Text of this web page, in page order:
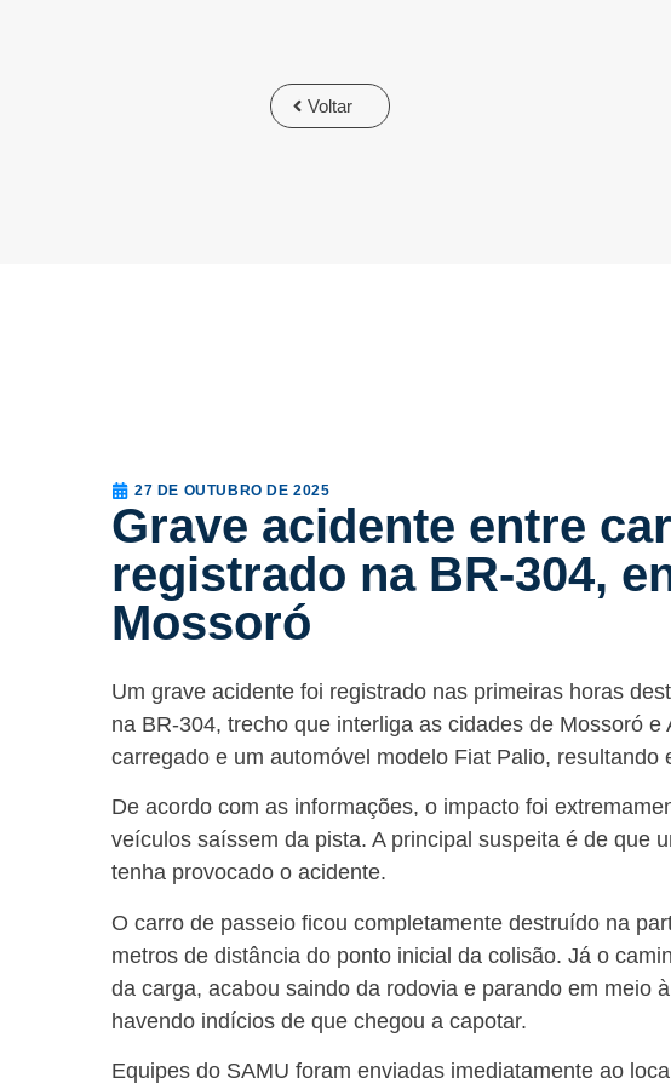
Voltar
27 DE OUTUBRO DE 2025
Grave acidente entre
registrado na BR-304,
Mossoró
Um grave acidente foi registrado nas primeiras horas
na BR-304, trecho que interliga as cidades de Mossoró
carregado e um automóvel modelo Fiat Palio, resultando
De acordo com as informações, o impacto foi
veículos saíssem da pista. A principal suspeita é de que
tenha provocado o acidente.
O carro de passeio ficou completamente destruído na
metros de distância do ponto inicial da colisão. Já o
da carga, acabou saindo da rodovia e parando em meio
havendo indícios de que chegou a capotar.
Equipes do SAMU foram enviadas imediatamente ao